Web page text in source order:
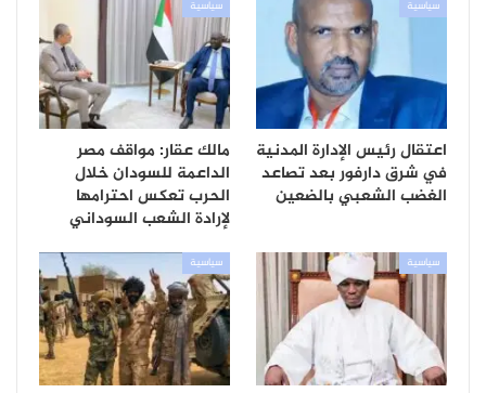
سياسية
اعتقال رئيس الإدارة المدنية
في شرق دارفور بعد تصاعد
الغضب الشعبي بالضعين
سياسية
مالك عقار: مواقف مصر
الداعمة للسودان خلال
الحرب تعكس احترامها
لإرادة الشعب السوداني
سياسية سياسية